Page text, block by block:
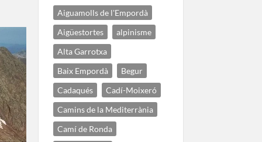
Aiguamolls de l'Empordà
Aigüestortes
alpinisme
Alta Garrotxa
Baix Empordà
Begur
Cadaqués
Cadí-Moixeró
Camins de la Mediterrània
Camí de Ronda